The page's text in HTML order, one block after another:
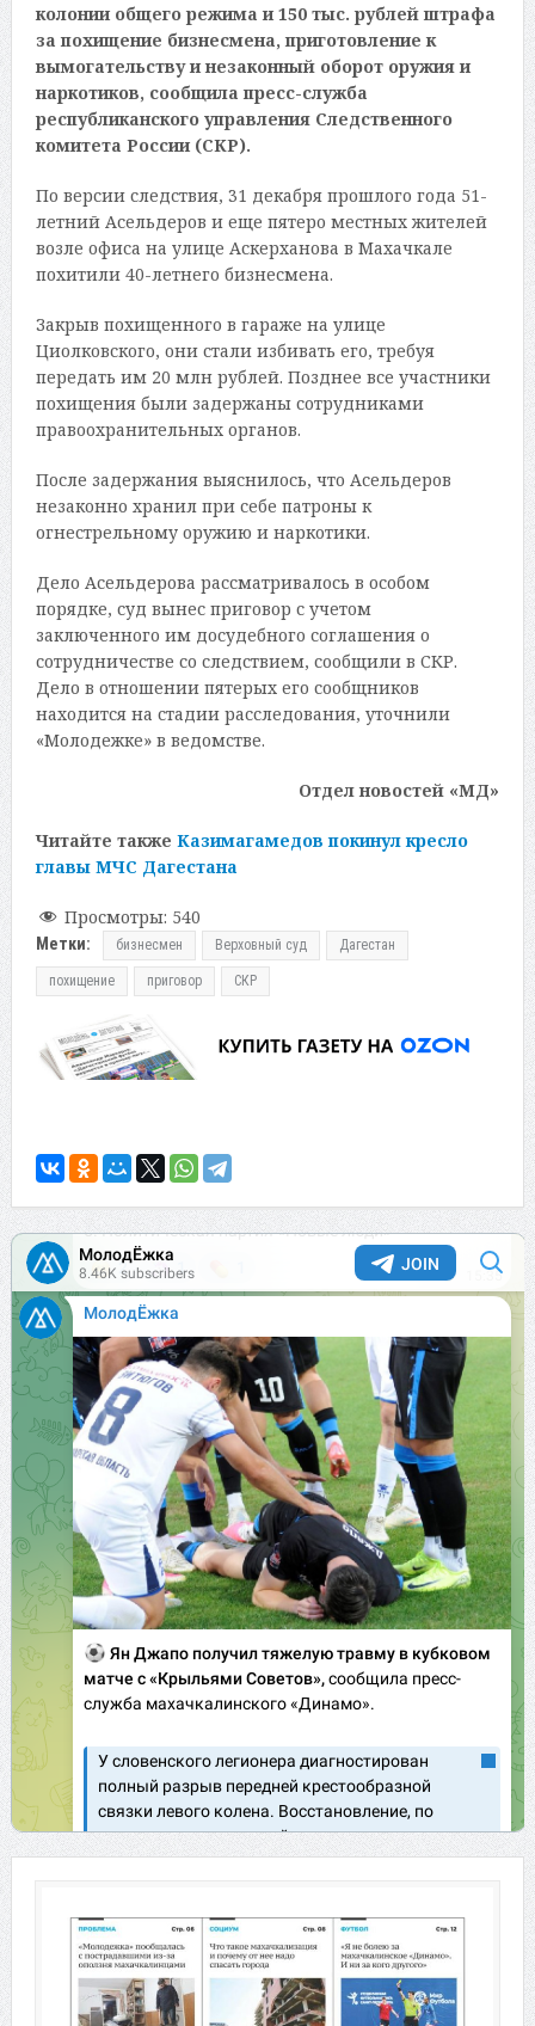
колонии общего режима и 150 тыс. рублей штрафа
за похищение бизнесмена, приготовление к
вымогательству и незаконный оборот оружия и
наркотиков, сообщила пресс-служба
республиканского управления Следственного
комитета России (СКР).
По версии следствия, 31 декабря прошлого года 51-
летний Асельдеров и еще пятеро местных жителей
возле офиса на улице Аскерханова в Махачкале
похитили 40-летнего бизнесмена.
Закрыв похищенного в гараже на улице
Циолковского, они стали избивать его, требуя
передать им 20 млн рублей. Позднее все участники
похищения были задержаны сотрудниками
правоохранительных органов.
После задержания выяснилось, что Асельдеров
незаконно хранил при себе патроны к
огнестрельному оружию и наркотики.
Дело Асельдерова рассматривалось в особом
порядке, суд вынес приговор с учетом
заключенного им досудебного соглашения о
сотрудничестве со следствием, сообщили в СКР.
Дело в отношении пятерых его сообщников
находится на стадии расследования, уточнили
«Молодежке» в ведомстве.
Отдел новостей «МД»
Читайте также Казимагамедов покинул кресло
главы МЧС Дагестана
Просмотры: 540
Метки: бизнесмен Верховный суд Дагестан
похищение приговор СКР